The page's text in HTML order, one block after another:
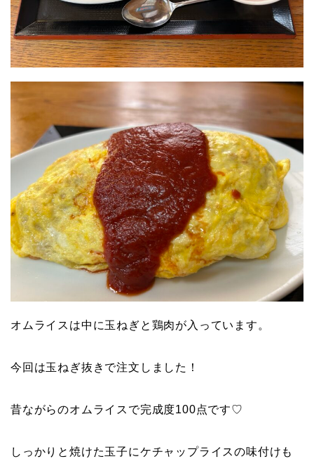
オムライスは中に玉ねぎと鶏肉が入っています。
今回は玉ねぎ抜きで注文しました！
昔ながらのオムライスで完成度100点です♡
しっかりと焼けた玉子にケチャップライスの味付けも